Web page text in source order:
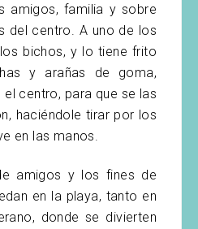
amigos, familia y sobre
del centro. A uno de los
bichos, y lo tiene frito
y arañas de goma,
centro, para que se las
haciéndole tirar por los
en las manos.
amigos y los fines de
en la playa, tanto en
donde se divierten